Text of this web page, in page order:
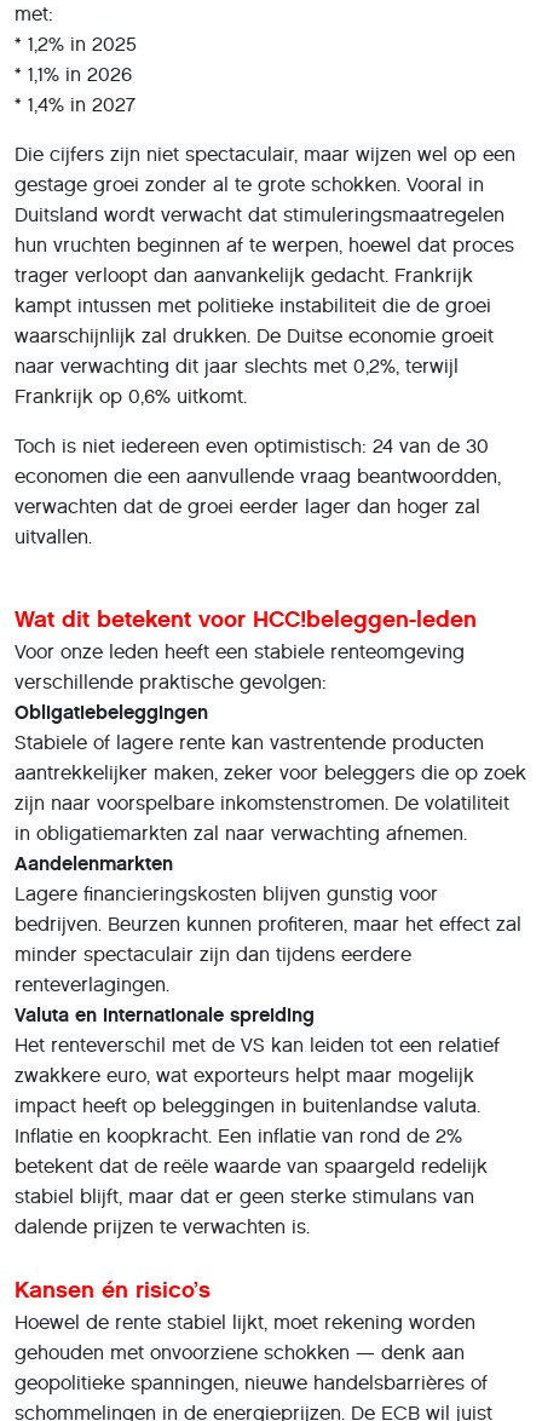
met:
* 1,2% in 2025
* 1,1% in 2026
* 1,4% in 2027
Die cijfers zijn niet spectaculair, maar wijzen wel op een
gestage groei zonder al te grote schokken. Vooral in
Duitsland wordt verwacht dat stimuleringsmaatregelen
hun vruchten beginnen af te werpen, hoewel dat proces
trager verloopt dan aanvankelijk gedacht. Frankrijk
kampt intussen met politieke instabiliteit die de groei
waarschijnlijk zal drukken. De Duitse economie groeit
naar verwachting dit jaar slechts met 0,2%, terwijl
Frankrijk op 0,6% uitkomt.
Toch is niet iedereen even optimistisch: 24 van de 30
economen die een aanvullende vraag beantwoordden,
verwachten dat de groei eerder lager dan hoger zal
uitvallen.
Wat dit betekent voor HCC!beleggen-leden
Voor onze leden heeft een stabiele renteomgeving
verschillende praktische gevolgen:
Obligatiebeleggingen
Stabiele of lagere rente kan vastrentende producten
aantrekkelijker maken, zeker voor beleggers die op zoek
zijn naar voorspelbare inkomstenstromen. De volatiliteit
in obligatiemarkten zal naar verwachting afnemen.
Aandelenmarkten
Lagere financieringskosten blijven gunstig voor
bedrijven. Beurzen kunnen profiteren, maar het effect zal
minder spectaculair zijn dan tijdens eerdere
renteverlagingen.
Valuta en internationale spreiding
Het renteverschil met de VS kan leiden tot een relatief
zwakkere euro, wat exporteurs helpt maar mogelijk
impact heeft op beleggingen in buitenlandse valuta.
Inflatie en koopkracht. Een inflatie van rond de 2%
betekent dat de reële waarde van spaargeld redelijk
stabiel blijft, maar dat er geen sterke stimulans van
dalende prijzen te verwachten is.
Kansen én risico’s
Hoewel de rente stabiel lijkt, moet rekening worden
gehouden met onvoorziene schokken — denk aan
geopolitieke spanningen, nieuwe handelsbarrières of
schommelingen in de energieprijzen. De ECB wil juist